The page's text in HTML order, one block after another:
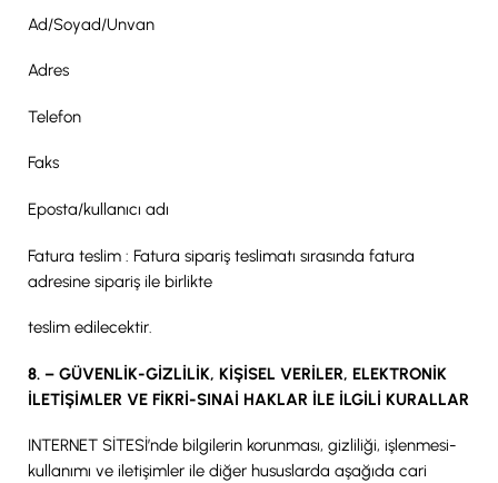
Ad/Soyad/Unvan
Adres
Telefon
Faks
Eposta/kullanıcı adı
Fatura teslim : Fatura sipariş teslimatı sırasında fatura
adresine sipariş ile birlikte
teslim edilecektir.
8. – GÜVENLİK-GİZLİLİK, KİŞİSEL VERİLER, ELEKTRONİK
İLETİŞİMLER VE FİKRİ-SINAİ HAKLAR İLE İLGİLİ KURALLAR
INTERNET SİTESİ’nde bilgilerin korunması, gizliliği, işlenmesi-
kullanımı ve iletişimler ile diğer hususlarda aşağıda cari